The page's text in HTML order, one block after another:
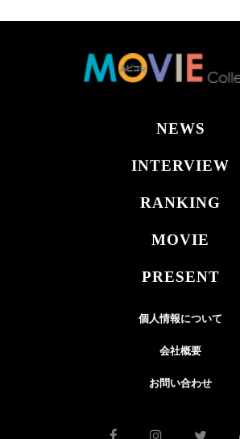
NEWS
INTERVIEW
RANKING
MOVIE
PRESENT
個人情報について
会社概要
お問い合わせ